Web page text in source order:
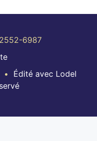
6987
Édité avec Lodel